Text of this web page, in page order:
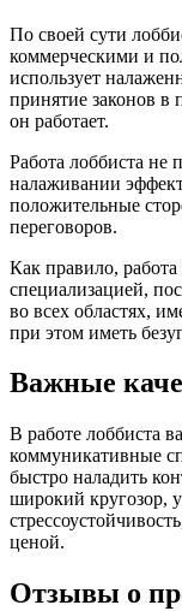
По своей сути
коммерческими и
использует
принятие законов в
он работает.
Работа лоббиста не
налаживании
положительные
переговоров.
Как правило, работа
специализацией,
во всех областях,
при этом иметь
Важные
В работе лоббиста
коммуникативные
быстро наладить
широкий кругозор,
ценой.
Отзывы о